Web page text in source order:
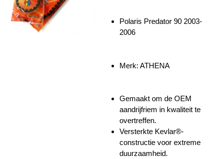
Polaris Predator 90 2003-
2006
Merk: ATHENA
Gemaakt om de OEM
aandrijfriem in kwaliteit te
overtreffen.
Versterkte Kevlar®-
constructie voor extreme
duurzaamheid.